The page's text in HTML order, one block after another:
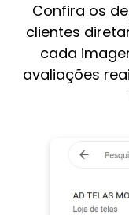
Confira os
clientes
cada
avaliações